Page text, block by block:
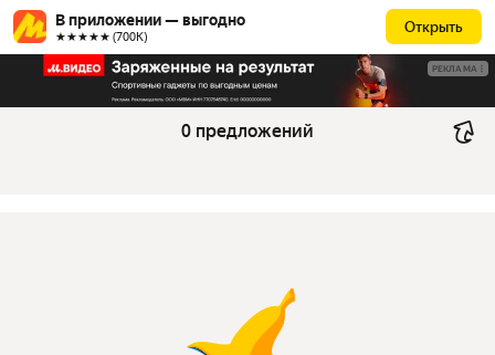
В приложении — выгодно
★★★★★ (700К)
Открыть
РЕКЛАМА
0 предложений